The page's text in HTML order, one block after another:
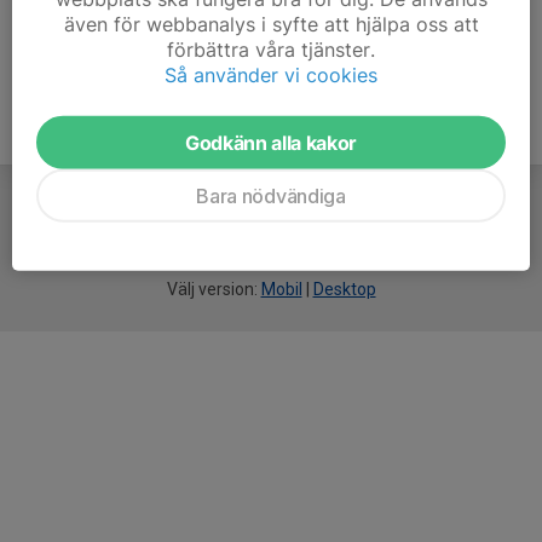
marcus@avp.nu
Välj version: Mobil Desktop
även för webbanalys i syfte att hjälpa oss att
förbättra våra tjänster.
Så använder vi cookies
Godkänn alla kakor
Bara nödvändiga